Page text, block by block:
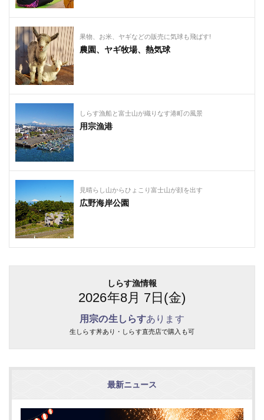
果物、お米、ヤギなどの販売に気球も飛ばす!
農園、ヤギ牧場、熱気球
しらす漁船と富士山が織りなす港町の風景
用宗漁港
見晴らし山からひょこり富士山が顔を出す
広野海岸公園
しらす漁情報
2026年8月 7日(金)
用宗の生しらすあります
生しらす丼あり・しらす直売店で購入も可
最新ニュース